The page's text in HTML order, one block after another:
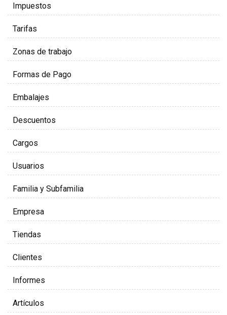
Impuestos
Tarifas
Zonas de trabajo
Formas de Pago
Embalajes
Descuentos
Cargos
Usuarios
Familia y Subfamilia
Empresa
Tiendas
Clientes
Informes
Artículos